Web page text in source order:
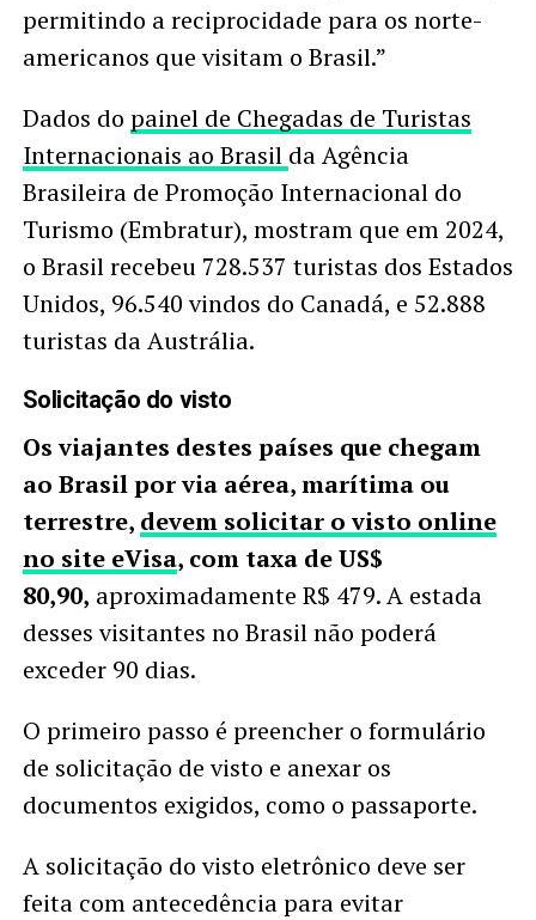
permitindo a reciprocidade para os norte-
americanos que visitam o Brasil.”
Dados do painel de Chegadas de Turistas
Internacionais ao Brasil da Agência
Brasileira de Promoção Internacional do
Turismo (Embratur), mostram que em 2024,
o Brasil recebeu 728.537 turistas dos Estados
Unidos, 96.540 vindos do Canadá, e 52.888
turistas da Austrália.
Solicitação do visto
Os viajantes destes países que chegam
ao Brasil por via aérea, marítima ou
terrestre, devem solicitar o visto online
no site eVisa, com taxa de US$
80,90, aproximadamente R$ 479. A estada
desses visitantes no Brasil não poderá
exceder 90 dias.
O primeiro passo é preencher o formulário
de solicitação de visto e anexar os
documentos exigidos, como o passaporte.
A solicitação do visto eletrônico deve ser
feita com antecedência para evitar